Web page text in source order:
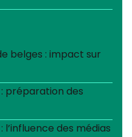
belges : impact sur
préparation des
des médias